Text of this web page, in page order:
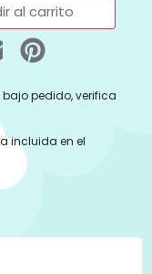
al carrito
pedido, verifica
incluida en el